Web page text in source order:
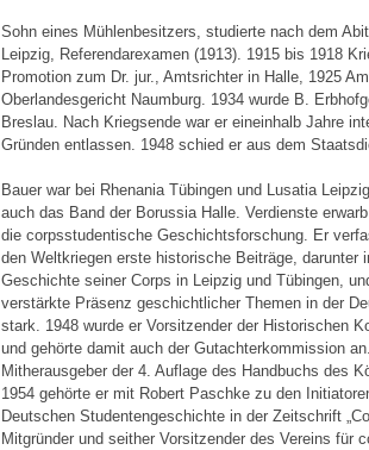
Sohn eines Mühlenbesitzers, studierte nach dem
Leipzig, Referendarexamen (1913). 1915 bis 1918
Promotion zum Dr. jur., Amtsrichter in Halle, 1925
Oberlandesgericht Naumburg. 1934 wurde B.
Breslau. Nach Kriegsende war er eineinhalb Jahre
Gründen entlassen. 1948 schied er aus dem
Bauer war bei Rhenania Tübingen und Lusatia
auch das Band der Borussia Halle. Verdienste
die corpsstudentische Geschichtsforschung. Er
den Weltkriegen erste historische Beiträge, darunter
Geschichte seiner Corps in Leipzig und Tübingen,
verstärkte Präsenz geschichtlicher Themen in der
stark. 1948 wurde er Vorsitzender der Historischen
und gehörte damit auch der Gutachterkommission
Mitherausgeber der 4. Auflage des Handbuchs des
1954 gehörte er mit Robert Paschke zu den
Deutschen Studentengeschichte in der Zeitschrift
Mitgründer und seither Vorsitzender des Vereins für